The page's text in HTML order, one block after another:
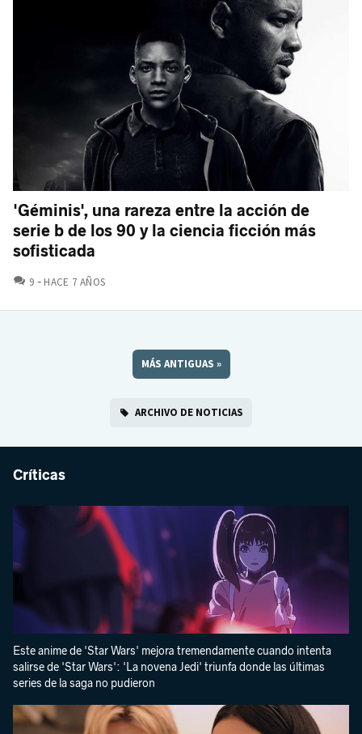
'Géminis', una rareza entre la acción de
serie b de los 90 y la ciencia ficción más
sofisticada
9 COMENTARIOS
HACE 7 AÑOS
MÁS ANTIGUAS »
ARCHIVO DE NOTICIAS
Críticas
Este anime de 'Star Wars' mejora tremendamente cuando intenta
salirse de 'Star Wars': 'La novena Jedi' triunfa donde las últimas
series de la saga no pudieron